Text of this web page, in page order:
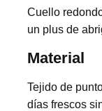
Cuello
un plus de
Material
Tejido de
días frescos